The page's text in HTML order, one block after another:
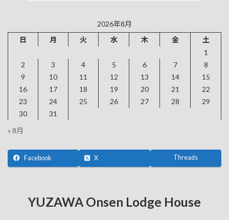
2026年8月
日
月 火 水 木 金
土
1
2
3 4 5 6 7
8
9
10 11 12 13 14
15
16
17 18 19 20 21
22
23
24 25 26 27 28
29
30
31
« 8月
Facebook X Threads
YUZAWA Onsen Lodge House